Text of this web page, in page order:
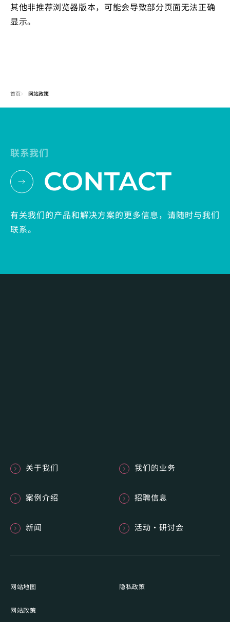
其他非推荐浏览器版本，可能会导致部分页面无法正确
显示。
首页 网站政策
联系我们
CONTACT
有关我们的产品和解决方案的更多信息，请随时与我们
联系。
关于我们 我们的业务
案例介绍 招聘信息
新闻 活动・研讨会
网站地图 隐私政策
网站政策